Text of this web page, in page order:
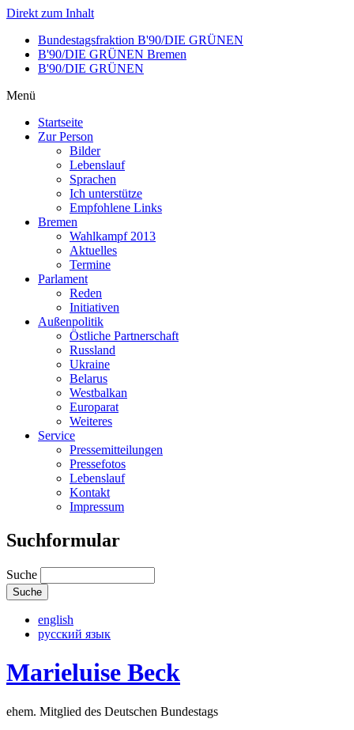
Direkt zum Inhalt
Bundestagsfraktion B'90/DIE GRÜNEN
B'90/DIE GRÜNEN Bremen
B'90/DIE GRÜNEN
Menü
Startseite
Zur Person
Bilder
Lebenslauf
Sprachen
Ich unterstütze
Empfohlene Links
Bremen
Wahlkampf 2013
Aktuelles
Termine
Parlament
Reden
Initiativen
Außenpolitik
Östliche Partnerschaft
Russland
Ukraine
Belarus
Westbalkan
Europarat
Weiteres
Service
Pressemitteilungen
Pressefotos
Lebenslauf
Kontakt
Impressum
Suchformular
Suche
english
русский язык
Marieluise Beck
ehem. Mitglied des Deutschen Bundestags